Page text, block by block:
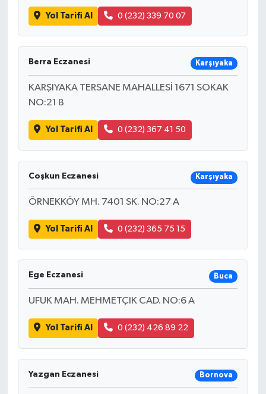
Yol Tarifi Al 0 (232) 339 70 07
Berra Eczanesi Karşıyaka
KARŞIYAKA TERSANE MAHALLESİ 1671 SOKAK
NO:21 B
Yol Tarifi Al 0 (232) 367 41 50
Coşkun Eczanesi Karşıyaka
ÖRNEKKÖY MH. 7401 SK. NO:27 A
Yol Tarifi Al 0 (232) 365 75 15
Ege Eczanesi Buca
UFUK MAH. MEHMETÇIK CAD. NO:6 A
Yol Tarifi Al 0 (232) 426 89 22
Yazgan Eczanesi Bornova